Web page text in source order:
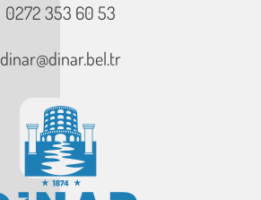
0272 353 60 53
dinar@dinar.bel.tr